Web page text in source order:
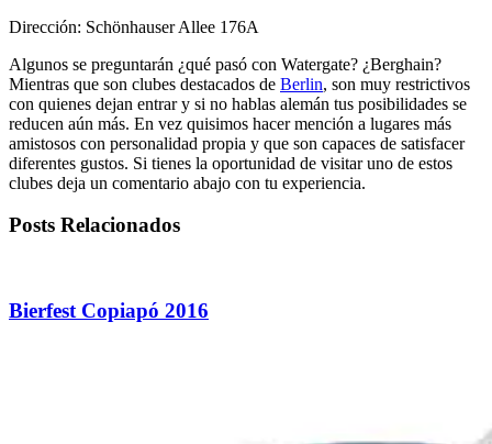
Dirección: Schönhauser Allee 176A
Algunos se preguntarán ¿qué pasó con Watergate? ¿Berghain?
Mientras que son clubes destacados de Berlin, son muy restrictivos
con quienes dejan entrar y si no hablas alemán tus posibilidades se
reducen aún más. En vez quisimos hacer mención a lugares más
amistosos con personalidad propia y que son capaces de satisfacer
diferentes gustos. Si tienes la oportunidad de visitar uno de estos
clubes deja un comentario abajo con tu experiencia.
Posts Relacionados
Bierfest Copiapó 2016